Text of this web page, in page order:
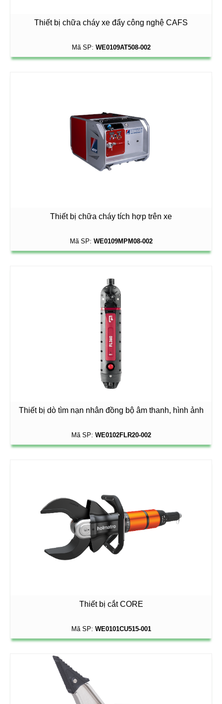
Thiết bị chữa cháy xe đẩy công nghệ CAFS
Mã SP: WE0109AT508-002
Thiết bị chữa cháy tích hợp trên xe
Mã SP: WE0109MPM08-002
Thiết bị dò tìm nạn nhân đồng bộ âm thanh, hình ảnh
Mã SP: WE0102FLR20-002
Thiết bị cắt CORE
Mã SP: WE0101CU515-001